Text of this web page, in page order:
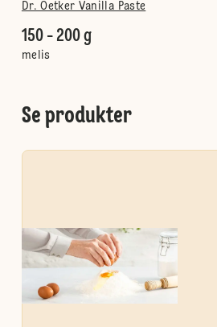
Dr. Oetker Vanilla Paste
150 - 200 g
melis
Se produkter